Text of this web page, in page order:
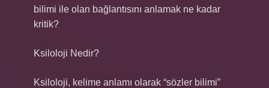
bilimi ile olan bağlantısını anlamak ne kadar
kritik?
Ksiloloji Nedir?
Ksiloloji, kelime anlamı olarak “sözler bilimi”